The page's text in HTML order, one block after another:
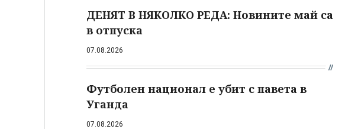
ДЕНЯТ В НЯКОЛКО РЕДА: Новините май са
в отпуска
07.08.2026
Футболен национал е убит с павета в
Уганда
07.08.2026